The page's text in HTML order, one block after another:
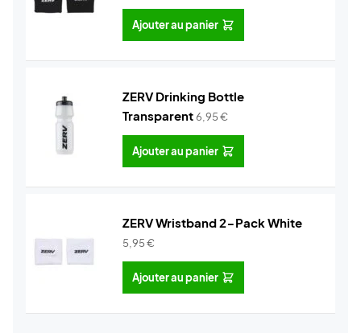
Ajouter au panier
ZERV Drinking Bottle
Transparent6,95€
Ajouter au panier
ZERV Wristband 2-Pack White
5,95€
Ajouter au panier